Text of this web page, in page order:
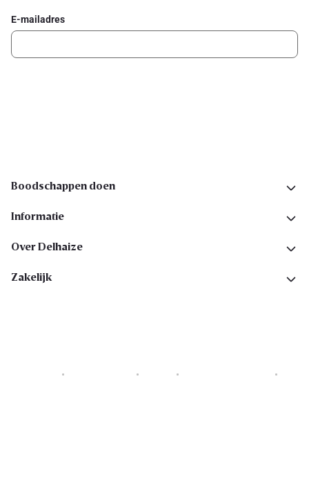
E-mailadres
Boodschappen doen
Informatie
Over Delhaize
Zakelijk